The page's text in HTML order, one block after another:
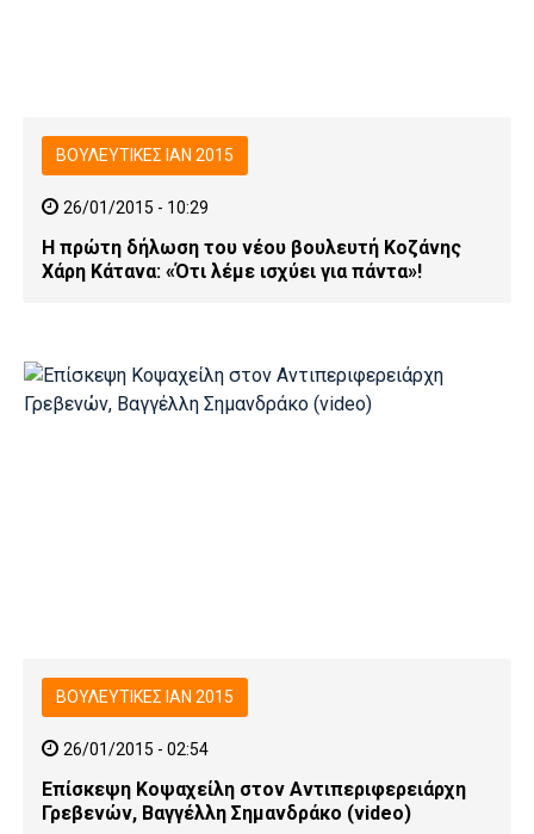
ΒΟΥΛΕΥΤΙΚΕΣ ΙΑΝ 2015
26/01/2015 - 10:29
Η πρώτη δήλωση του νέου βουλευτή Κοζάνης
Χάρη Κάτανα: «Ότι λέμε ισχύει για πάντα»!
ΒΟΥΛΕΥΤΙΚΕΣ ΙΑΝ 2015
26/01/2015 - 02:54
Επίσκεψη Κοψαχείλη στον Αντιπεριφερειάρχη
Γρεβενών, Βαγγέλλη Σημανδράκο (video)